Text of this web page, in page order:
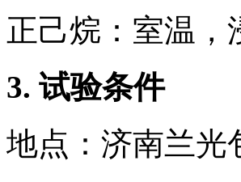
正己烷：室温，
3. 试验条件
地点：济南兰光